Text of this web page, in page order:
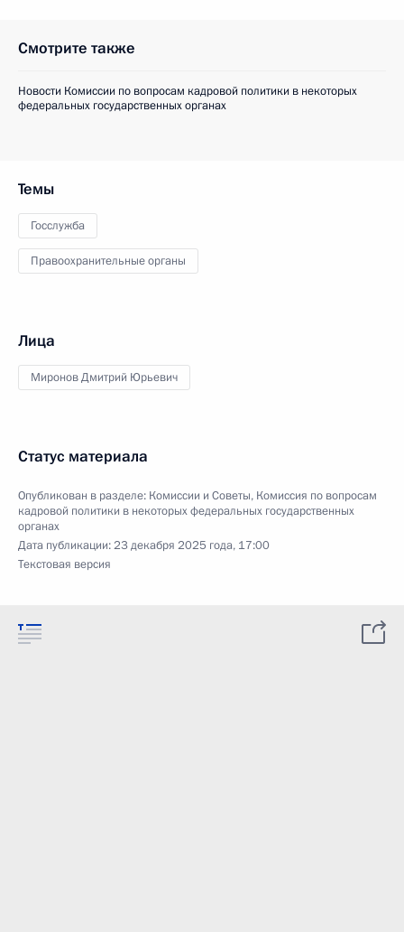
Смотрите также
Новости Комиссии по вопросам кадровой политики в некоторых
федеральных государственных органах
Темы
Госслужба
Правоохранительные органы
Лица
Миронов Дмитрий Юрьевич
Статус материала
Опубликован в разделе: Комиссии и Советы, Комиссия по вопросам
кадровой политики в некоторых федеральных государственных
органах
Дата публикации:23 декабря 2025 года, 17:00
Текстовая версия